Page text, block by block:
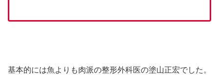
基本的には魚よりも肉派の整形外科医の塗山正宏でした。